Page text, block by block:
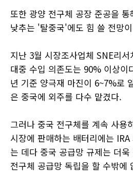
또한 광양 전구체 공장 준공을
낮추는 '탈중국'에도 힘 쓸 전망
지난 3월 시장조사업체 SNE리
대중 수입 의존도는 90% 이상이
년 기준 양극재 마진이 6~7%로
은 중국에 외주를 다수 맡겼다.
그러나 중국 전구체를 계속 사용
시장에 판매하는 배터리에는
는 데다 중국 공급망 규제는 더
전구체 공급망 독립을 할 수밖에